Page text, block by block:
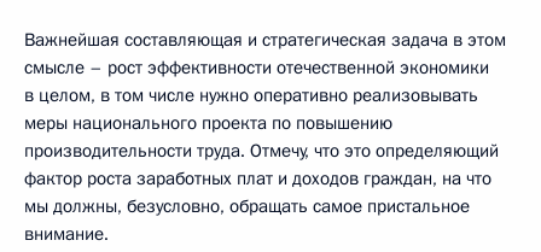
Важнейшая составляющая и стратегическая задача в этом
смысле – рост эффективности отечественной экономики
в целом, в том числе нужно оперативно реализовывать
меры национального проекта по повышению
производительности труда. Отмечу, что это определяющий
фактор роста заработных плат и доходов граждан, на что
мы должны, безусловно, обращать самое пристальное
внимание.